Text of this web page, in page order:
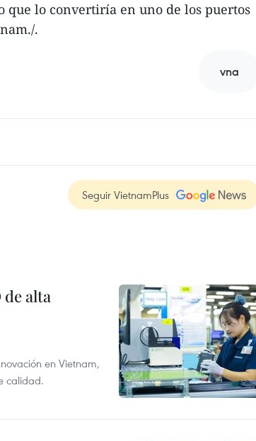
que lo convertiría en uno de los puertos
.
vna
Seguir VietnamPlus
alta
en Vietnam,
calidad.